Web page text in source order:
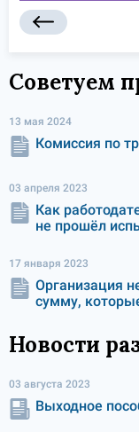
Советуем
13 мая 2024
Комиссия по
03 апреля 2023
Как
не прошёл
17 января 2023
Организация
сумму,
Новости
03 августа 2023
Выходное